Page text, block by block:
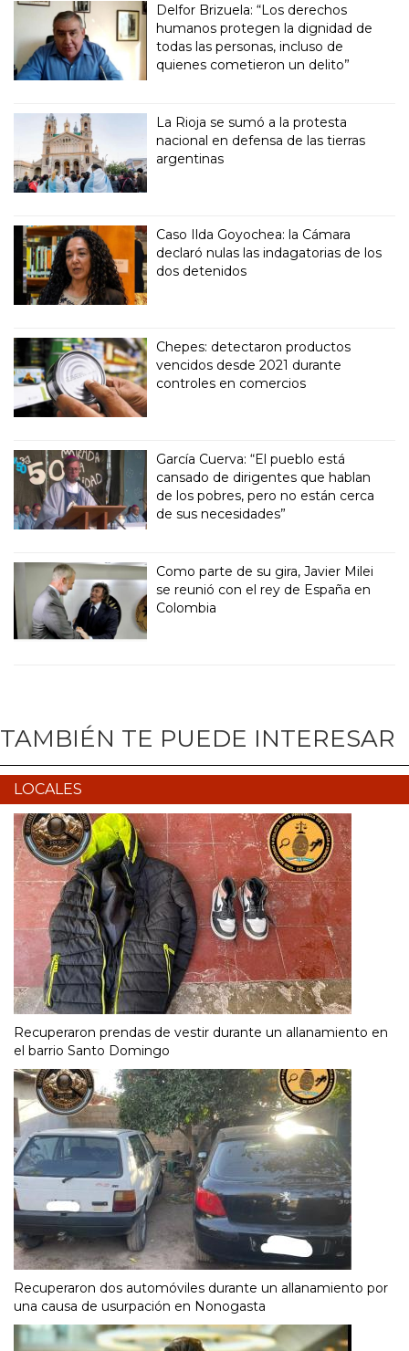
Delfor Brizuela: “Los derechos
humanos protegen la dignidad de
todas las personas, incluso de
quienes cometieron un delito”
La Rioja se sumó a la protesta
nacional en defensa de las tierras
argentinas
Caso Ilda Goyochea: la Cámara
declaró nulas las indagatorias de los
dos detenidos
Chepes: detectaron productos
vencidos desde 2021 durante
controles en comercios
García Cuerva: “El pueblo está
cansado de dirigentes que hablan
de los pobres, pero no están cerca
de sus necesidades”
Como parte de su gira, Javier Milei
se reunió con el rey de España en
Colombia
TAMBIÉN TE PUEDE INTERESAR
LOCALES
Recuperaron prendas de vestir durante un allanamiento en
el barrio Santo Domingo
Recuperaron dos automóviles durante un allanamiento por
una causa de usurpación en Nonogasta